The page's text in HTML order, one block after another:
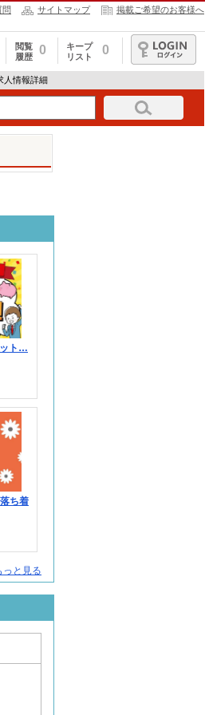
問 サイトマップ 掲載ご希望のお客様へ
閲覧
履歴
0
キープ
リスト
0
ログイン
人情報詳細
ト…
ち着
と見る